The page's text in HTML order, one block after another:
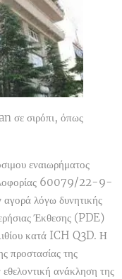
σε σιρόπι, όπως
εναιωρήματος
60079/22-9-
αγορά λόγω δυνητικής
Έκθεσης (PDE)
κατά ICH Q3D. Η
προστασίας της
εθελοντική ανάκληση της